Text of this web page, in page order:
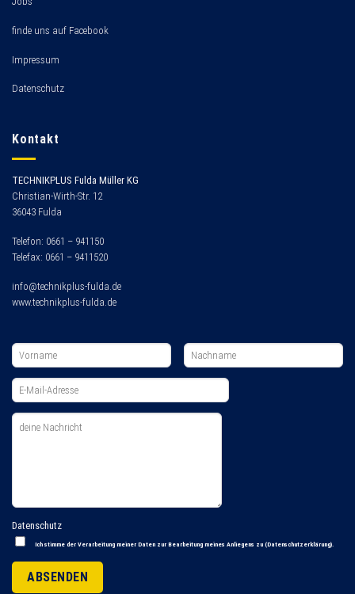
finde uns auf Facebook
Impressum
Datenschutz
Kontakt
TECHNIKPLUS Fulda Müller KG
Christian-Wirth-Str. 12
36043 Fulda
Telefon: 0661 – 941150
Telefax: 0661 – 9411520
info@technikplus-fulda.de
www.technikplus-fulda.de
Datenschutz
Ich stimme der Verarbeitung meiner Daten zur Bearbeitung meines Anliegens zu (Datenschutzerklärung).